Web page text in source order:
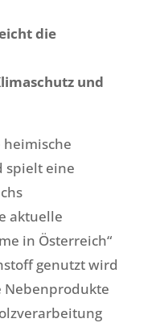
die
und
spielt eine
aktuelle
in Österreich“
genutzt wird
Nebenprodukte